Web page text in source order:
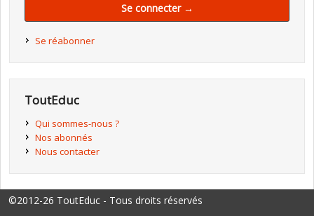
Se connecter →
Se réabonner
ToutEduc
Qui sommes-nous ?
Nos abonnés
Nous contacter
©2012-26 ToutEduc - Tous droits réservés